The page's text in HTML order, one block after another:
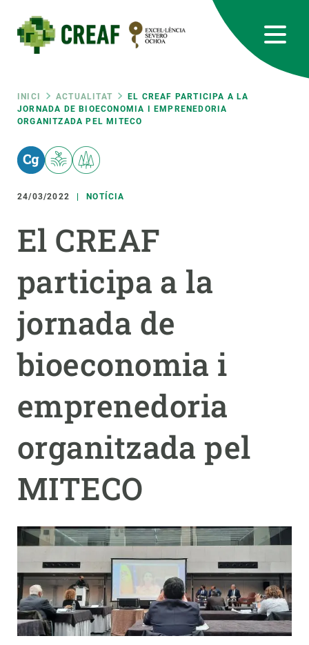
contingut
Fil
d'ariadna
INICI ACTUALITAT
EL CREAF PARTICIPA A LA
JORNADA DE BIOECONOMIA I EMPRENEDORIA
ORGANITZADA PEL MITECO
24/03/2022 NOTÍCIA
El CREAF
participa a la
jornada de
bioeconomia i
emprenedoria
organitzada pel
MITECO
RRSS
Featured
responsive
Responsive
menu
RECERCA
CIÈNCIA EN ACCIÓ
PARTICIPA
NOTÍCIES I AGENDA